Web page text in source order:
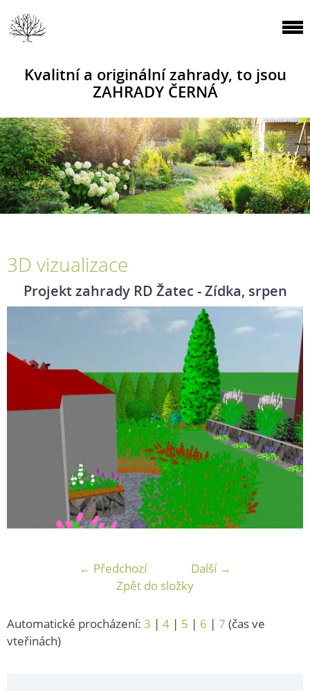
Kvalitní a originální zahrady, to jsou
ZAHRADY ČERNÁ
3D vizualizace
Projekt zahrady RD Žatec - Zídka, srpen
← Předchozí
Další →
Zpět do složky
Automatické procházení: 3 | 4 | 5 | 6 | 7 (čas ve
vteřinách)